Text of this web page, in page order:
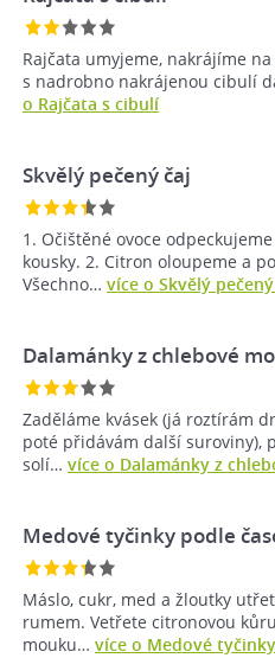
Rajčata umyjeme, nakrájíme
s nadrobno nakrájenou cibulí
o Rajčata s cibulí
Skvělý pečený čaj
1. Očištěné ovoce
kousky. 2. Citron oloupeme a
Všechno… více o Skvělý
Dalamánky z chlebové
Zaděláme kvásek (já roztírám
poté přidávám další suroviny),
solí… více o Dalamánky z
Medové tyčinky podle
Máslo, cukr, med a žloutky
rumem. Vetřete citronovou
mouku… více o Medové tyčinky